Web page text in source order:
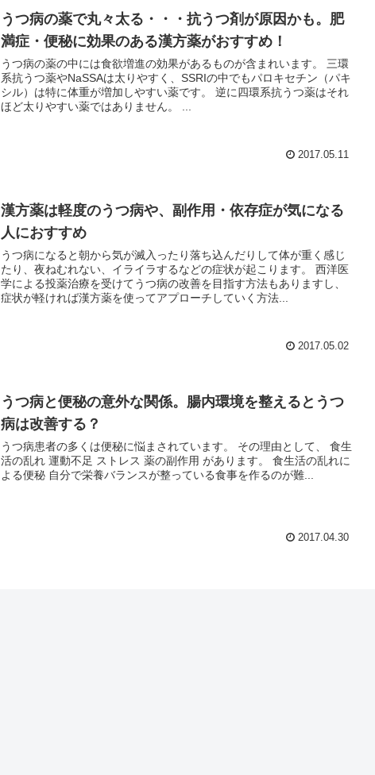
うつ病の薬で丸々太る・・・抗うつ剤が原因かも。肥
満症・便秘に効果のある漢方薬がおすすめ！
うつ病の薬の中には食欲増進の効果があるものが含まれいます。 三環
系抗うつ薬やNaSSAは太りやすく、SSRIの中でもパロキセチン（パキ
シル）は特に体重が増加しやすい薬です。 逆に四環系抗うつ薬はそれ
ほど太りやすい薬ではありません。 ...
2017.05.11
漢方薬は軽度のうつ病や、副作用・依存症が気になる
人におすすめ
うつ病になると朝から気が滅入ったり落ち込んだりして体が重く感じ
たり、夜ねむれない、イライラするなどの症状が起こります。 西洋医
学による投薬治療を受けてうつ病の改善を目指す方法もありますし、
症状が軽ければ漢方薬を使ってアプローチしていく方法...
2017.05.02
うつ病と便秘の意外な関係。腸内環境を整えるとうつ
病は改善する？
うつ病患者の多くは便秘に悩まされています。 その理由として、 食生
活の乱れ 運動不足 ストレス 薬の副作用 があります。 食生活の乱れに
よる便秘 自分で栄養バランスが整っている食事を作るのが難...
2017.04.30